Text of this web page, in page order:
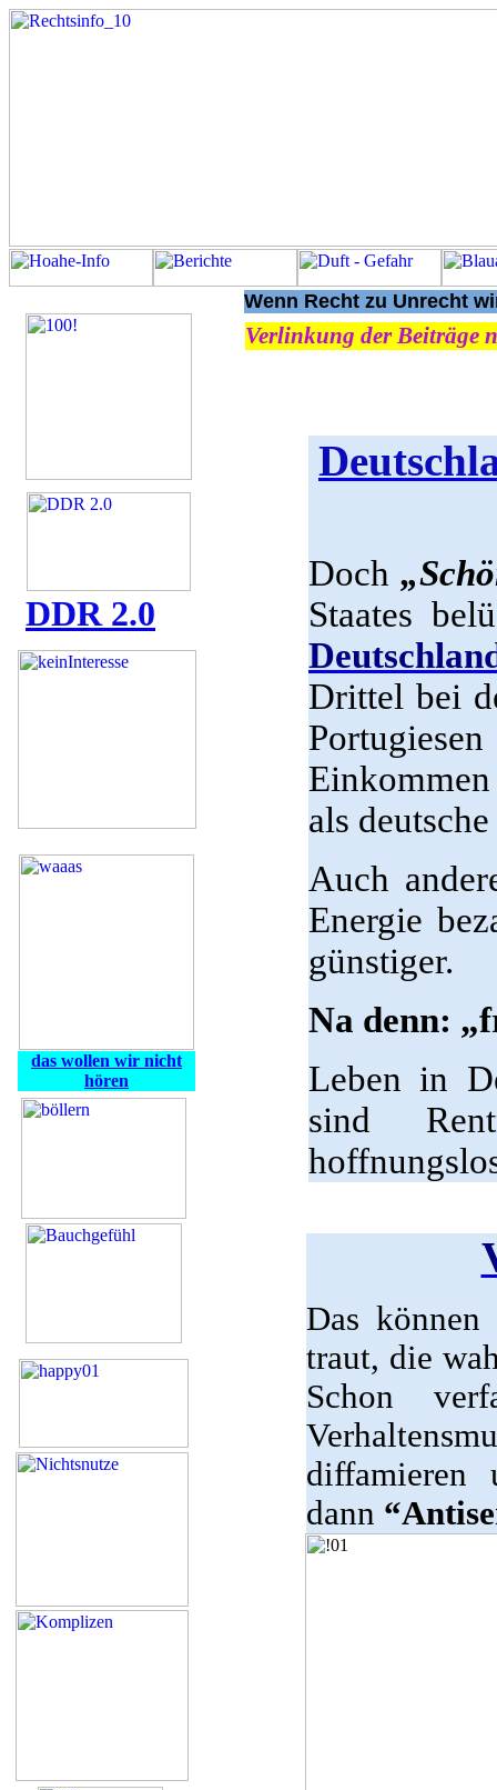
DDR 2.0
das wollen wir nicht
hören
Wenn Recht zu Unrecht
Verlinkung der Beiträge
Doch
Staates
Drittel bei
als
Auch
Energie
günstiger.
Na denn:
Leben in
sind
Das
traut, die
Schon
diffamieren
dann